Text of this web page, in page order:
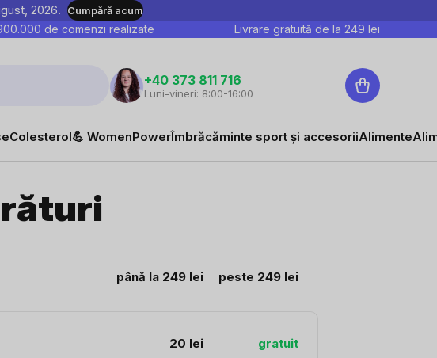
2026. Cumpără acum
de comenzi realizate Livrare gratuită de la 249 lei
+40 373 811 716
Luni-vineri: 8:00-16:00
Coş
de
Colesterol💪 WomenPowerÎmbrăcăminte sport și accesoriiAlimente
până la 249 lei peste 249 lei
20 lei gratuit